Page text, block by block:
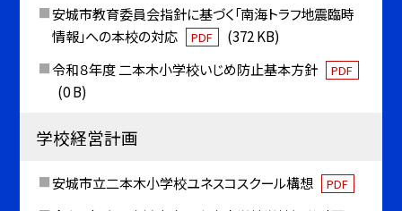
安城市教育委員会指針に基づく「南海トラフ地震臨時
情報」への本校の対応
PDF
(372 KB)
令和８年度 二本木小学校いじめ防止基本方針
PDF
(0 B)
学校経営計画
安城市立二本木小学校ユネスコスクール構想 PDF